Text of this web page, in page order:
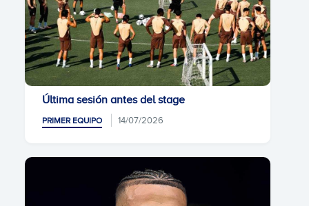
Última sesión antes del stage
PRIMER EQUIPO 14/07/2026